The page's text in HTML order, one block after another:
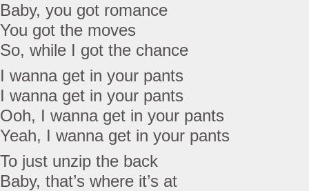
Baby, you got romance
You got the moves
So, while I got the chance
I wanna get in your pants
I wanna get in your pants
Ooh, I wanna get in your pants
Yeah, I wanna get in your pants
To just unzip the back
Baby, that’s where it’s at